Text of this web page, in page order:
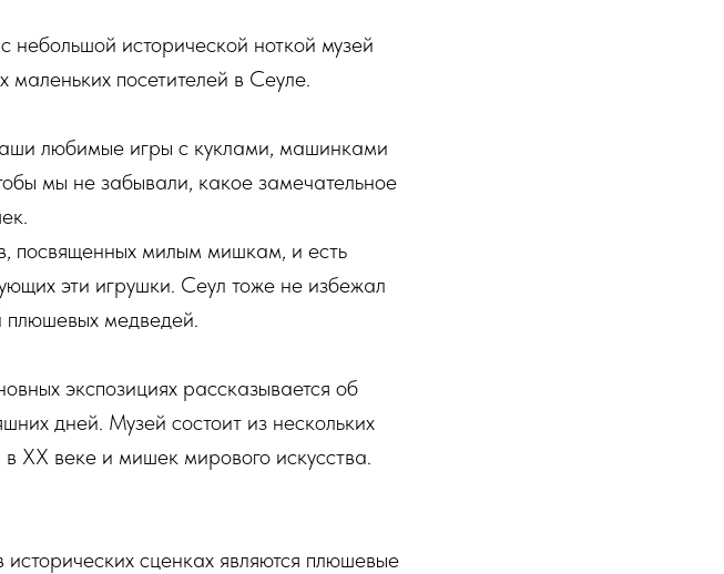
исторической ноткой музей
посетителей в Сеуле.
любимые игры с куклами, машинками
мы не забывали, какое замечательное
посвященных милым мишкам, и есть
эти игрушки. Сеул тоже не избежал
плюшевых медведей.
экспозициях рассказывается об
дней. Музей состоит из нескольких
XX веке и мишек мирового искусства.
исторических сценках являются плюшевые